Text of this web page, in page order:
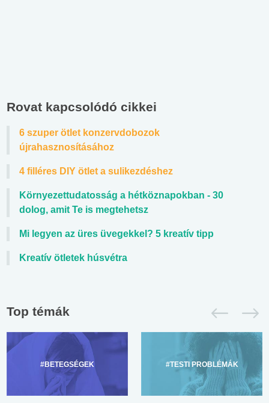
Rovat kapcsolódó cikkei
6 szuper ötlet konzervdobozok
újrahasznosításához
4 filléres DIY ötlet a sulikezdéshez
Környezettudatosság a hétköznapokban - 30
dolog, amit Te is megtehetsz
Mi legyen az üres üvegekkel? 5 kreatív tipp
Kreatív ötletek húsvétra
Top témák
#BETEGSÉGEK #TESTI PROBLÉMÁK